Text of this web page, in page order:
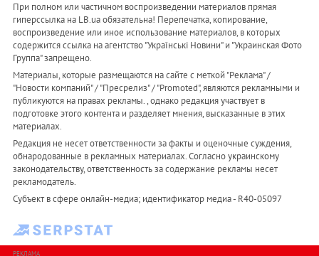
При полном или частичном воспроизведении материалов прямая
гиперссылка на LB.ua обязательна! Перепечатка, копирование,
воспроизведение или иное использование материалов, в которых
содержится ссылка на агентство "Українськi Новини" и "Украинская Фото
Группа" запрещено.
Материалы, которые размещаются на сайте с меткой "Реклама" /
"Новости компаний" / "Пресрелиз" / "Promoted", являются рекламными и
публикуются на правах рекламы. , однако редакция участвует в
подготовке этого контента и разделяет мнения, высказанные в этих
материалах.
Редакция не несет ответственности за факты и оценочные суждения,
обнародованные в рекламных материалах. Согласно украинскому
законодательству, ответственность за содержание рекламы несет
рекламодатель.
Субъект в сфере онлайн-медиа; идентификатор медиа - R40-05097
РЕКЛАМА